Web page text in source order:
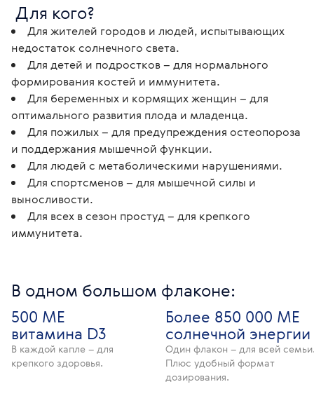
Для кого?
Для жителей городов и людей, испытывающих
недостаток солнечного света.
Для детей и подростков – для нормального
формирования костей и иммунитета.
Для беременных и кормящих женщин – для
оптимального развития плода и младенца.
Для пожилых – для предупреждения остеопороза
и поддержания мышечной функции.
Для людей с метаболическими нарушениями.
Для спортсменов – для мышечной силы и
выносливости.
Для всех в сезон простуд – для крепкого
иммунитета.
В одном большом флаконе:
500 МЕ
витамина D3
В каждой капле – для
крепкого здоровья.
Более 850 000 МЕ
солнечной энергии
Один флакон – для всей
Плюс удобный формат
дозирования.